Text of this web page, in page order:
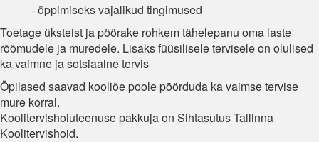
- õppimiseks vajalikud tingimused
Toetage üksteist ja pöörake rohkem tähelepanu oma laste
rõõmudele ja muredele. Lisaks füüsilisele tervisele on olulised
ka vaimne ja sotsiaalne tervis
Õpilased saavad kooliõe poole pöörduda ka vaimse tervise
mure korral.
Koolitervishoiuteenuse pakkuja on Sihtasutus Tallinna
Koolitervishoid.